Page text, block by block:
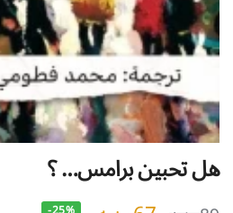
هل تحبين برامس… ؟